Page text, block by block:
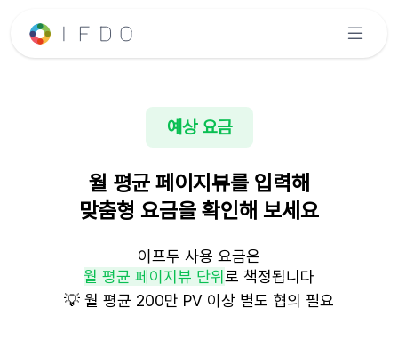
예상 요금
월 평균 페이지뷰를 입력해
맞춤형 요금을 확인해 보세요
이프두 사용 요금은
월 평균 페이지뷰 단위 로 책정됩니다
💡 월 평균 200만 PV 이상 별도 협의 필요